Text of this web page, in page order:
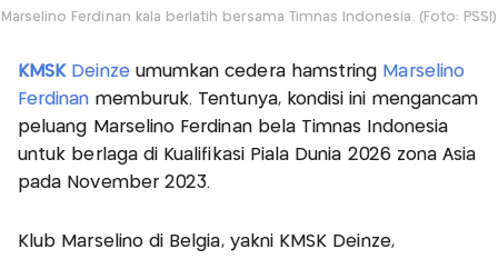
Marselino Ferdinan kala berlatih bersama Timnas Indonesia. (Foto: PSSI)
KMSK Deinze umumkan cedera hamstring Marselino
Ferdinan memburuk. Tentunya, kondisi ini mengancam
peluang Marselino Ferdinan bela Timnas Indonesia
untuk berlaga di Kualifikasi Piala Dunia 2026 zona Asia
pada November 2023.
Klub Marselino di Belgia, yakni KMSK Deinze,